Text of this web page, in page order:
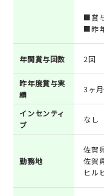
■賞
■昨
年間賞与回数 2回
昨年度賞与実
績
3ヶ
インセンティ
ブ
なし
勤務地
佐賀
佐賀
ヒル